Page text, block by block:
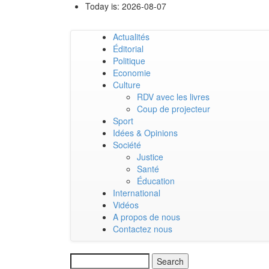
Today is: 2026-08-07
Main
navigation
Actualités
Éditorial
Politique
Economie
Culture
RDV avec les livres
Coup de projecteur
Sport
Idées & Opinions
Société
Justice
Santé
Éducation
International
Vidéos
A propos de nous
Contactez nous